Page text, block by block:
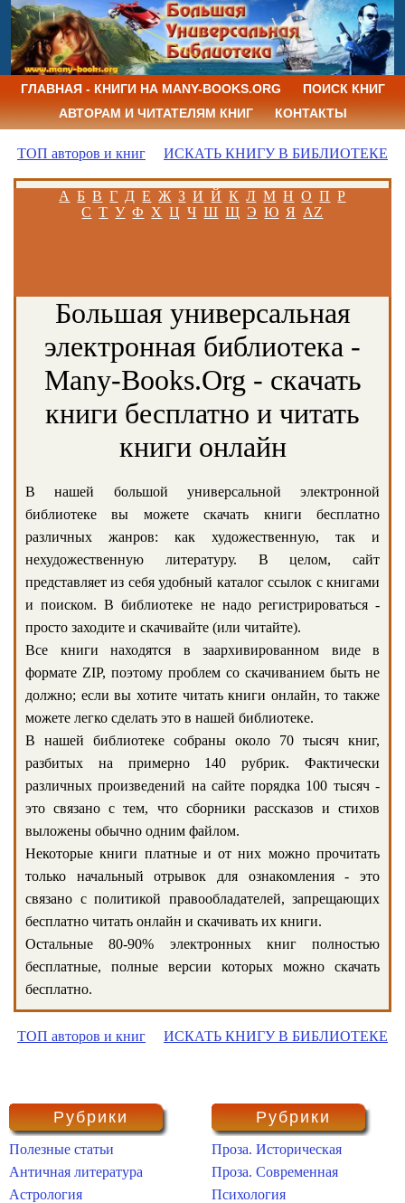
ГЛАВНАЯ - КНИГИ НА MANY-BOOKS.ORG
ПОИСК КНИГ
АВТОРАМ И ЧИТАТЕЛЯМ КНИГ
КОНТАКТЫ
ТОП авторов и книг ИСКАТЬ КНИГУ В БИБЛИОТЕКЕ
А Б В Г Д Е Ж З И Й К Л М Н О П Р
С Т У Ф Х Ц Ч Ш Щ Э Ю Я AZ
Большая универсальная
электронная библиотека -
Many-Books.Org - скачать
книги бесплатно и читать
книги онлайн
В нашей большой универсальной электронной
библиотеке вы можете скачать книги бесплатно
различных жанров: как художественную, так и
нехудожественную литературу. В целом, сайт
представляет из себя удобный каталог ссылок с книгами
и поиском. В библиотеке не надо регистрироваться -
просто заходите и скачивайте (или читайте).
Все книги находятся в заархивированном виде в
формате ZIP, поэтому проблем со скачиванием быть не
должно; если вы хотите читать книги онлайн, то также
можете легко сделать это в нашей библиотеке.
В нашей библиотеке собраны около 70 тысяч книг,
разбитых на примерно 140 рубрик. Фактически
различных произведений на сайте порядка 100 тысяч -
это связано с тем, что сборники рассказов и стихов
выложены обычно одним файлом.
Некоторые книги платные и от них можно прочитать
только начальный отрывок для ознакомления - это
связано с политикой правообладателей, запрещающих
бесплатно читать онлайн и скачивать их книги.
Остальные 80-90% электронных книг полностью
бесплатные, полные версии которых можно скачать
бесплатно.
ТОП авторов и книг ИСКАТЬ КНИГУ В БИБЛИОТЕКЕ
Рубрики
Полезные статьи
Античная литература
Астрология
Рубрики
Проза. Историческая
Проза. Современная
Психология